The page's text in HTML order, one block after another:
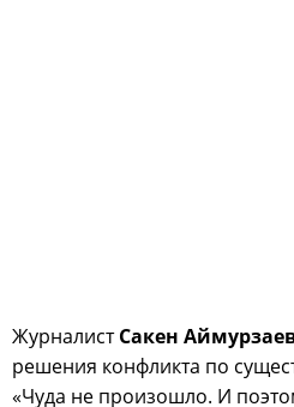
ЖурналистСакен
решения конфликта по
«Чуда не произошло. И